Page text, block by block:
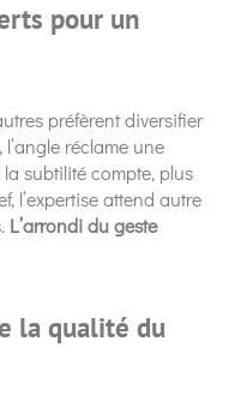
pour un
préfèrent diversifier
réclame une
subtilité compte, plus
l’expertise attend autre
L’arrondi du geste
la qualité du